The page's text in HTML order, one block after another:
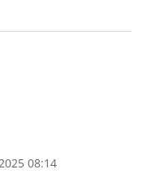
08:14